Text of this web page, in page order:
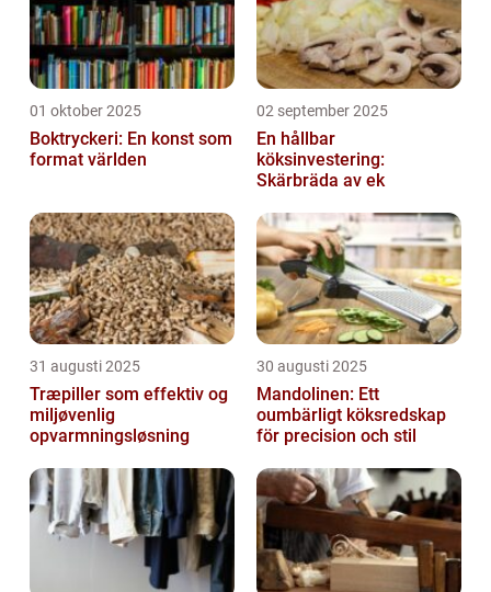
01 oktober 2025
Boktryckeri: En konst som
format världen
02 september 2025
En hållbar
köksinvestering:
Skärbräda av ek
31 augusti 2025
Træpiller som effektiv og
miljøvenlig
opvarmningsløsning
30 augusti 2025
Mandolinen: Ett
oumbärligt köksredskap
för precision och stil